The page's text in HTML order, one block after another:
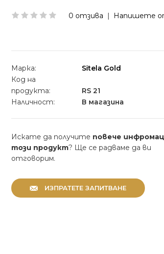
0 отзива | Напишете
Марка:
Sitela Gold
Код на
продукта:
RS 21
Наличност:
В магазина
Искате да получите повече
този продукт? Ще се радваме да ви
отговорим.
ИЗПРАТЕТЕ ЗАПИТВАНЕ